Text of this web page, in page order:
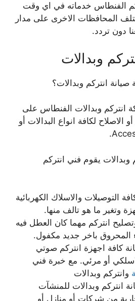
الفنطاس خدماته في اي وقت
المحافظات الاخرى على مدار
دون تردد.
وبدالات
انتركم وبدالات؟
وبدالات الفنطاس على
الاصلاح لكافة انواع البدالات أو
يقوم فني انتركم
التوصيلات والاسلاك الكهربائية
وتغير ما هو تالف منها.
وتصليح انتركم مهما كان العطل فيه
المحروق باخر جديد مكفول.
كافة اجهزة انتركم صوتي
أو مرئي. مع خبرة فني
وانتركم وبدالات
انتركم وبدالات للمنشآت
من شركات أو منازل أو